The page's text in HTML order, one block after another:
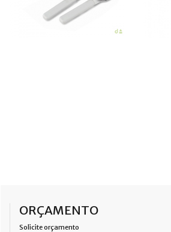
ORÇAMENTO
Solicite orçamento